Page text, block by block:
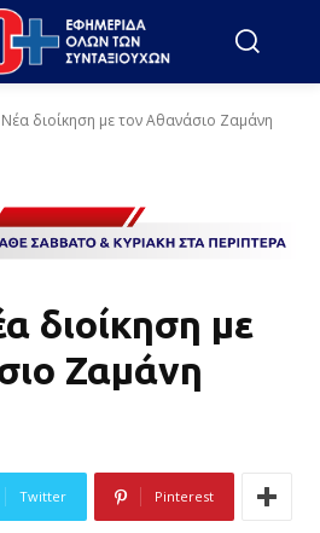
διοίκηση με τον Αθανάσιο Ζαμάνη
διοίκηση με
Ζαμάνη
Twitter Pinterest